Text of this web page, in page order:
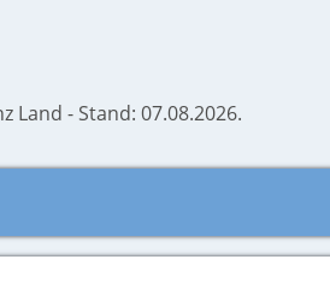
Land - Stand: 07.08.2026.